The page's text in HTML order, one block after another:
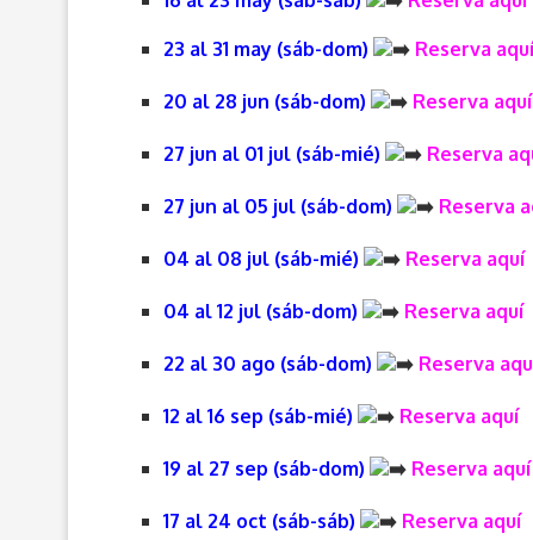
23 al 31 may (sáb-dom) Reserva aquí
20 al 28 jun (sáb-dom) Reserva aquí
27 jun al 01 jul (sáb-mié) Reserva
27 jun al 05 jul (sáb-dom) Reserva
04 al 08 jul (sáb-mié) Reserva aquí
04 al 12 jul (sáb-dom) Reserva aquí
22 al 30 ago (sáb-dom) Reserva
12 al 16 sep (sáb-mié) Reserva aquí
19 al 27 sep (sáb-dom) Reserva aquí
17 al 24 oct (sáb-sáb) Reserva aquí